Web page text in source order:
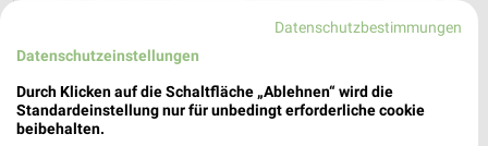
19,6 km
Wohnideen so individuell wie du!
19,6 km
Gartenmöbel-Abverkauf
Datenschutzbestimmungen
Datenschutzeinstellungen
Durch Klicken auf die Schaltfläche „Ablehnen“ wird die
Standardeinstellung nur für unbedingt erforderliche cookie
beibehalten.